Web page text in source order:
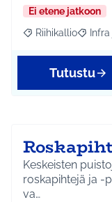
Ei etene jatkoon
Rajaa tulokset
Riihikallio Rajaa
Tutustu
Keskeisten
roskapihtejä ja -
va…